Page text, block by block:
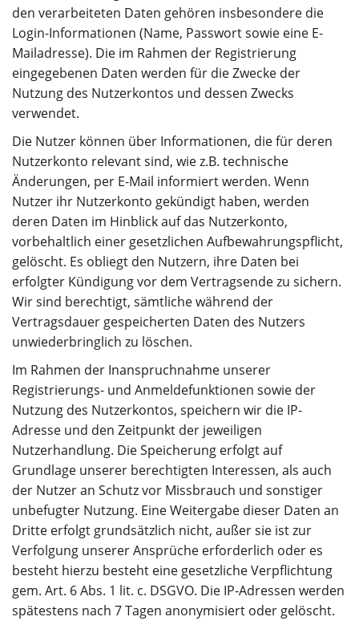
den verarbeiteten Daten gehören insbesondere die
Login-Informationen (Name, Passwort sowie eine E-
Mailadresse). Die im Rahmen der Registrierung
eingegebenen Daten werden für die Zwecke der
Nutzung des Nutzerkontos und dessen Zwecks
verwendet.
Die Nutzer können über Informationen, die für deren
Nutzerkonto relevant sind, wie z.B. technische
Änderungen, per E-Mail informiert werden. Wenn
Nutzer ihr Nutzerkonto gekündigt haben, werden
deren Daten im Hinblick auf das Nutzerkonto,
vorbehaltlich einer gesetzlichen Aufbewahrungspflicht,
gelöscht. Es obliegt den Nutzern, ihre Daten bei
erfolgter Kündigung vor dem Vertragsende zu sichern.
Wir sind berechtigt, sämtliche während der
Vertragsdauer gespeicherten Daten des Nutzers
unwiederbringlich zu löschen.
Im Rahmen der Inanspruchnahme unserer
Registrierungs- und Anmeldefunktionen sowie der
Nutzung des Nutzerkontos, speichern wir die IP-
Adresse und den Zeitpunkt der jeweiligen
Nutzerhandlung. Die Speicherung erfolgt auf
Grundlage unserer berechtigten Interessen, als auch
der Nutzer an Schutz vor Missbrauch und sonstiger
unbefugter Nutzung. Eine Weitergabe dieser Daten an
Dritte erfolgt grundsätzlich nicht, außer sie ist zur
Verfolgung unserer Ansprüche erforderlich oder es
besteht hierzu besteht eine gesetzliche Verpflichtung
gem. Art. 6 Abs. 1 lit. c. DSGVO. Die IP-Adressen werden
spätestens nach 7 Tagen anonymisiert oder gelöscht.